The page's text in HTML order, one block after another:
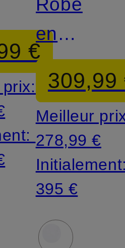
€
en
jersey
NADELA
309,99
Meilleur
278,99 €
395 €